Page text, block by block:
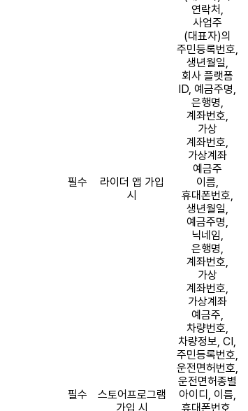
연락처 ,
사업주
(대표자)의
주민등록번호,
생년월일,
회사 플랫폼
ID,예금주명,
은행명,
계좌번호,
가상
계좌번호,
가상계좌
예금주
필수
라이더 앱 가입
시
이름,
휴대폰번호,
생년월일,
예금주명,
닉네임,
은행명,
계좌번호,
가상
계좌번호,
가상계좌
예금주,
차량번호,
차량정보, CI,
주민등록번호,
운전면허번호,
운전면허종별
필수
스토어프로그램
가입 시
아이디 , 이름,
휴대폰번호,